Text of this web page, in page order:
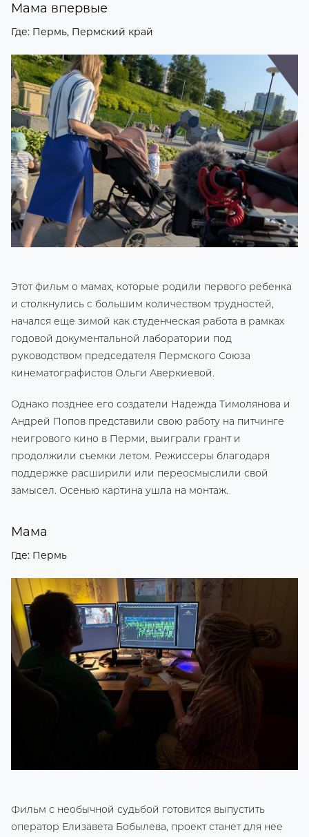
Мама впервые
Где: Пермь, Пермский край
Этот фильм о мамах, которые родили первого ребенка
и столкнулись с большим количеством трудностей,
начался еще зимой как студенческая работа в рамках
годовой документальной лаборатории под
руководством председателя Пермского Союза
кинематографистов Ольги Аверкиевой.
Однако позднее его создатели Надежда Тимолянова и
Андрей Попов представили свою работу на питчинге
неигрового кино в Перми, выиграли грант и
продолжили съемки летом. Режиссеры благодаря
поддержке расширили или переосмыслили свой
замысел. Осенью картина ушла на монтаж.
Мама
Где: Пермь
Фильм с необычной судьбой готовится выпустить
оператор Елизавета Бобылева, проект станет для нее